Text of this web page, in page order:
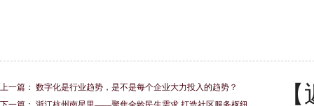
上一篇： 数字化是行业趋势，是不是每个企业大力投入的趋势？